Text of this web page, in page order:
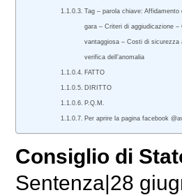
Tag – parola chiave:
gara – Criteri di aggiudicazione
vantaggiosa – Costi di sicurezza
verifica dell’anomalia
FATTO
DIRITTO
P.Q.M.
Per aprire la pagina facebook
Consiglio di
Sentenza|28